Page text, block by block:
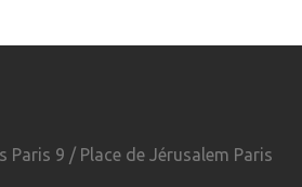
Paris 9 / Place de Jérusalem Paris